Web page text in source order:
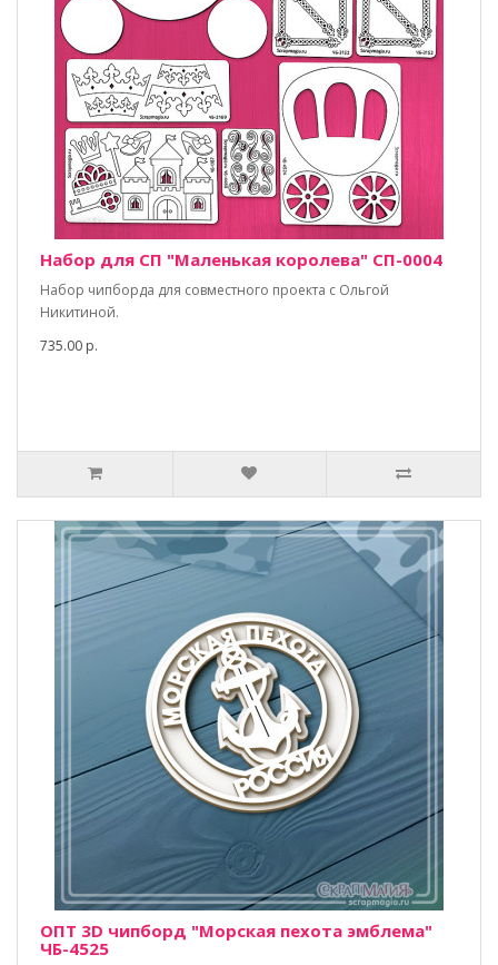
Набор для СП "Маленькая королева" СП-0004
Набор чипборда для совместного проекта с Ольгой
Никитиной.
735.00 р.
ОПТ 3D чипборд "Морская пехота эмблема"
ЧБ-4525